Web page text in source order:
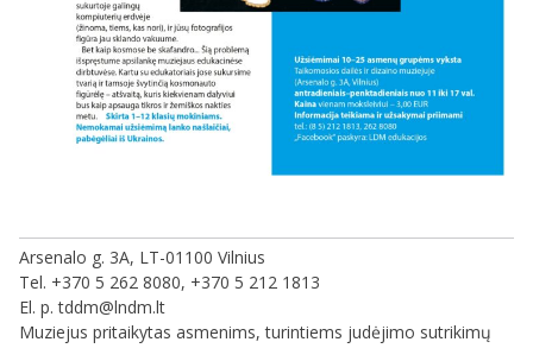
Arsenalo g. 3A, LT-01100 Vilnius
Tel. +370 5 262 8080, +370 5 212 1813
El. p. tddm@lndm.lt
Muziejus pritaikytas asmenims, turintiems judėjimo sutrikimų